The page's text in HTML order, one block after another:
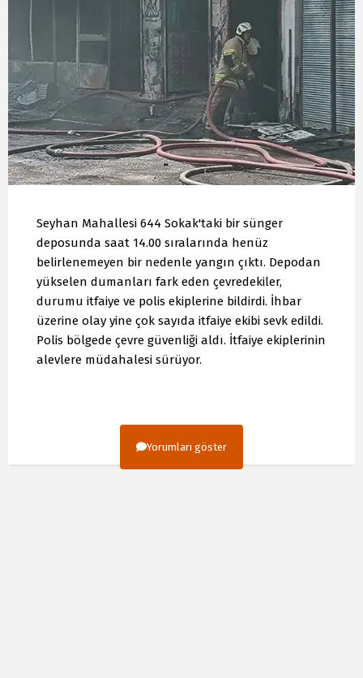
Seyhan Mahallesi 644 Sokak'taki bir sünger
deposunda saat 14.00 sıralarında henüz
belirlenemeyen bir nedenle yangın çıktı. Depodan
yükselen dumanları fark eden çevredekiler,
durumu itfaiye ve polis ekiplerine bildirdi. İhbar
üzerine olay yine çok sayıda itfaiye ekibi sevk edildi.
Polis bölgede çevre güvenliği aldı. İtfaiye ekiplerinin
alevlere müdahalesi sürüyor.
Yorumları göster